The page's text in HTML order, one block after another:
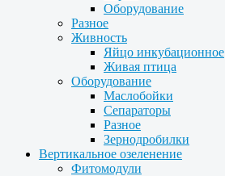
Оборудование
Разное
Живность
Яйцо инкубационное
Живая птица
Оборудование
Маслобойки
Сепараторы
Разное
Зернодробилки
Вертикальное озеленение
Фитомодули